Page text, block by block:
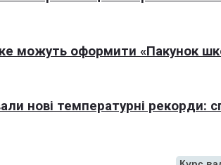
можуть оформити «Пакунок
нові температурні рекорди: